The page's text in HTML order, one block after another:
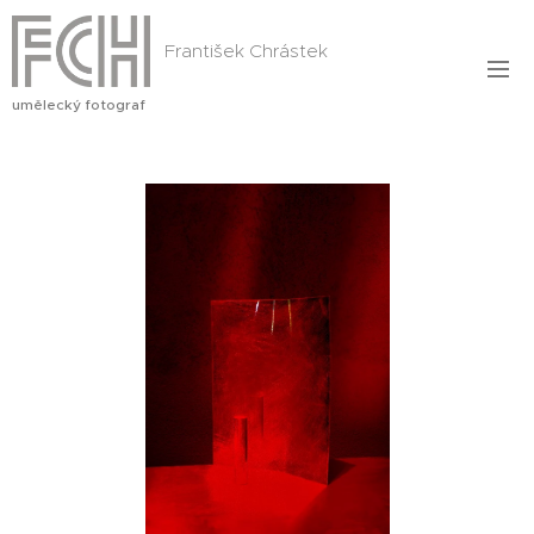
František Chrástek
umělecký fotograf